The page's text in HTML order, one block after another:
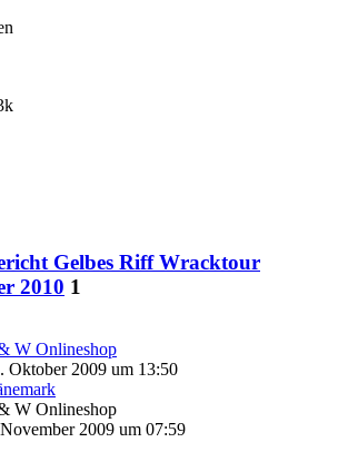
Gelbes Riff Wracktour
2010 1
W Onlineshop
Oktober 2009 um 13:50
W Onlineshop
2009 um 07:59